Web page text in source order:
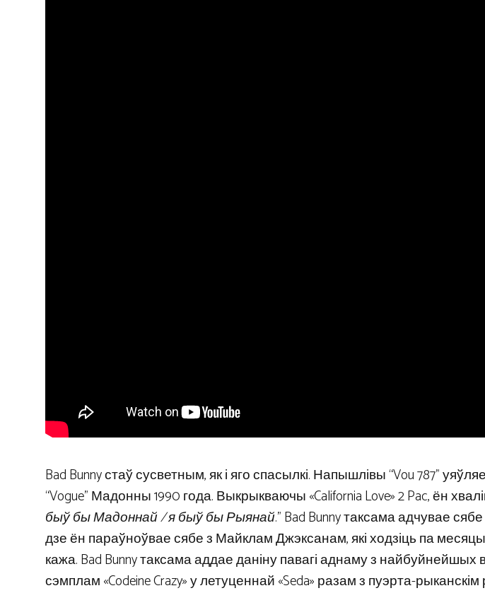
Bad Bunny стаў сусветным, як і яго спасылкі. Напышлівы “Vou 787”
“Vogue” Мадонны 1990 года. Выкрыкваючы «California Love» 2 Pac, ён
быў бы Мадоннай / я быў бы Рыянай.” Bad Bunny таксама адчувае
дзе ён параўноўвае сябе з Майклам Джэксанам, які ходзіць па
кажа. Bad Bunny таксама аддае даніну павагі аднаму з найбуйнейшых
сэмплам «Codeine Crazy» у летуценнай «Seda» разам з пуэрта-